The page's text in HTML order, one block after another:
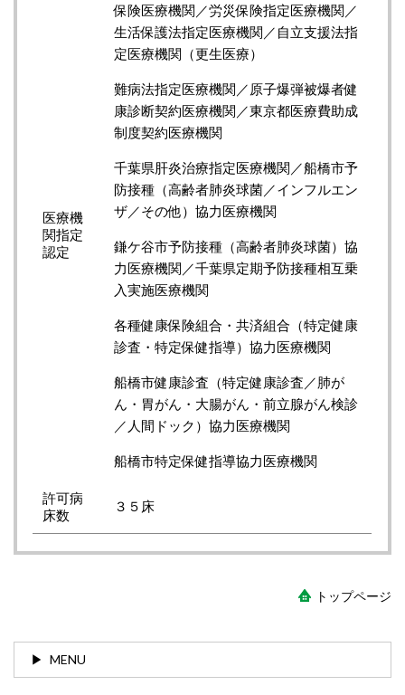
医療機
関指定
認定
保険医療機関／労災保険指定医療機関／
生活保護法指定医療機関／自立支援法指
定医療機関（更生医療）
難病法指定医療機関／原子爆弾被爆者健
康診断契約医療機関／東京都医療費助成
制度契約医療機関
千葉県肝炎治療指定医療機関／船橋市予
防接種（高齢者肺炎球菌／インフルエン
ザ／その他）協力医療機関
鎌ケ谷市予防接種（高齢者肺炎球菌）協
力医療機関／千葉県定期予防接種相互乗
入実施医療機関
各種健康保険組合・共済組合（特定健康
診査・特定保健指導）協力医療機関
船橋市健康診査（特定健康診査／肺が
ん・胃がん・大腸がん・前立腺がん検診
／人間ドック）協力医療機関
船橋市特定保健指導協力医療機関
許可病
床数
３５床
トップページ
MENU